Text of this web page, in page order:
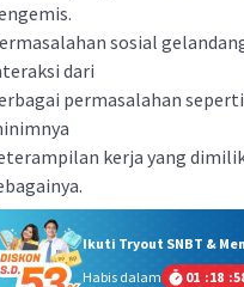
sosial
dari
permasalahan
kerja yang
Ikuti Tryout SNBT &
Habis dalam
01 :18 :